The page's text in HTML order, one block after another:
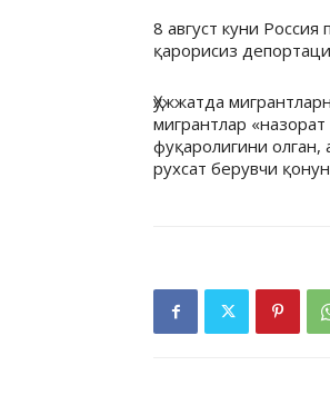
8 август куни
қарорисиз
Ҳужжатда
мигрантлар
фуқаролигини
рухсат берувчи